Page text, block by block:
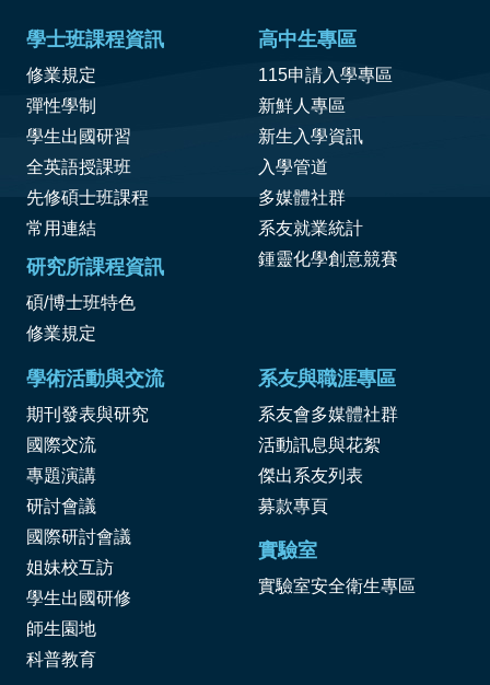
學士班課程資訊
修業規定
彈性學制
學生出國研習
全英語授課班
先修碩士班課程
常用連結
研究所課程資訊
碩/博士班特色
修業規定
高中生專區
115申請入學專區
新鮮人專區
新生入學資訊
入學管道
多媒體社群
系友就業統計
鍾靈化學創意競賽
學術活動與交流
期刊發表與研究
國際交流
專題演講
研討會議
國際研討會議
姐妹校互訪
學生出國研修
師生園地
科普教育
系友與職涯專區
系友會多媒體社群
活動訊息與花絮
傑出系友列表
募款專頁
實驗室
實驗室安全衛生專區